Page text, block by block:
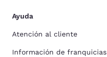
Ayuda
Atención al cliente
Información de franquicias